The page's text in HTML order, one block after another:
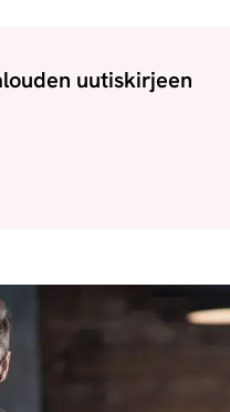
uutiskirjeen